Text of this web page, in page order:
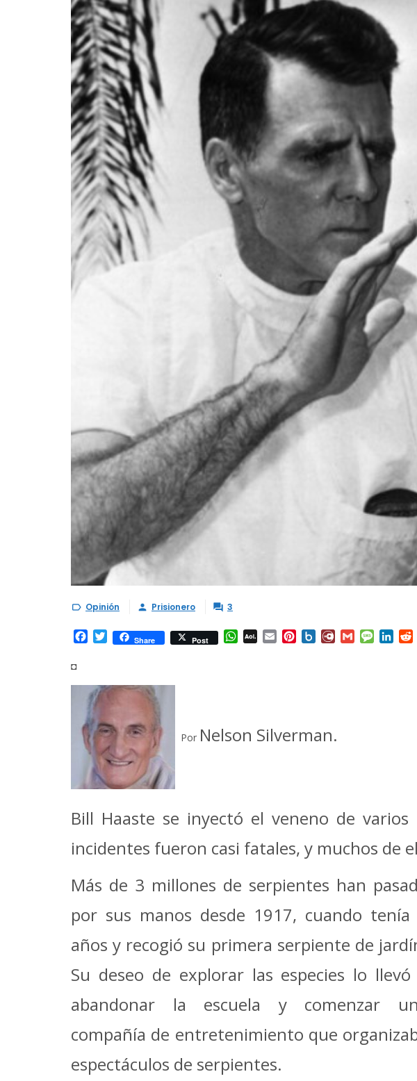
 Opinión  Prisionero  3
Facebook
TwitterShare Post WhatsApp
AOL Email Pinterest
Box.netDiary.RuGmail
◘
Por Nelson Silverman.
Bill Haaste se inyectó el veneno de
incidentes fueron casi fatales, y muchos de
Más de 3 millones de serpientes han
por sus manos desde 1917, cuando tenía
años y recogió su primera serpiente de
Su deseo de explorar las especies lo llevó
abandonar la escuela y comenzar
compañía de entretenimiento que
espectáculos de serpientes.